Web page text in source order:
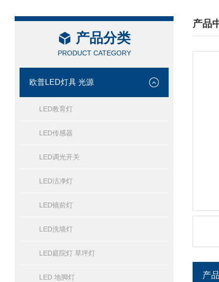
产品分类
PRODUCT CATEGORY
欧普LED灯具 光源
LED教育灯
LED传感器
LED调光开关
LED洁净灯
LED镜前灯
LED洗墙灯
LED庭院灯 草坪灯
LED 地脚灯
产品
/
产